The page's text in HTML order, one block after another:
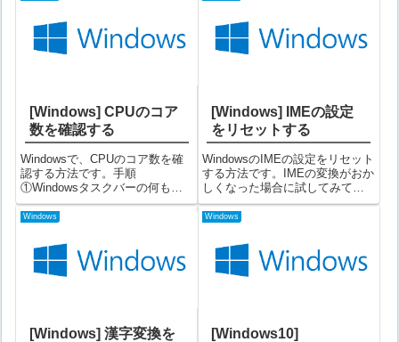
[Windows] CPUのコア
数を確認する
Windowsで、CPUのコア数を確
認する方法です。手順
①Windowsタスクバーの何も無
い箇所を右クリック→「タスク
マネージャー(K)」を選択する
Windows画面の一番下に常に表
示されている領域です（設定
に...
[Windows] IMEの設定
をリセットする
WindowsのIMEの設定をリセット
する方法です。IMEの変換がおか
しくなった場合に試してみて下
さい。手順①IMEを右クリック
⇒「プロパティ(R)」を選択する
で「詳細設定(A)」ボタンをクリ
ックす...
Windows
[Windows] 漢字変換を
Windows
[Windows10]